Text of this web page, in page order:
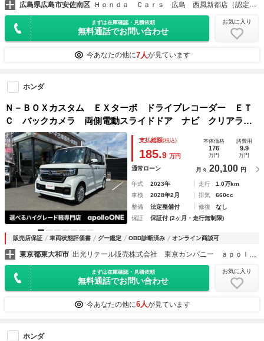
広島県広島市安佐南区 Ｈｏｎｄａ Ｃａｒｓ 広島 西風新都店（認定中古車取扱店）
まずは在庫確認・見積依頼
無料通話でお問い合わせ
お気に入り
今あなたの他に7人が見ています
ホンダ
Ｎ－ＢＯＸカスタム ＥＸターボ ドライブレコーダー ＥＴ
Ｃ バックカメラ 両側電動スライドドア ナビ クリアラン
スソナー オートクルーズコントロール レーンアシスト 衝
突被害軽減システム オートライト ＬＥＤヘッドランプ
支払総額(税込)
185.9 万円
本体価格
176
万円
諸費用
9.9
万円
通常ローン 月々 20,100 円
年式 2023年 走行
1.0万km
車検
2028年2月 排気
660cc
整備
法定整備付 修復
なし
保証
保証付 (2ヶ月・走行無制限)
販売店保証 車両状態評価書 グー鑑定 OBD診断済み オンライン商談可
東京都東大和市 出光リテール販売株式会社 東京カンパニー ａｐｏｌｌｏＯＮＥ東大和Ｕ－ＣＡＲ
まずは在庫確認・見積依頼
無料通話でお問い合わせ
お気に入り
今あなたの他に6人が見ています
ホンダ